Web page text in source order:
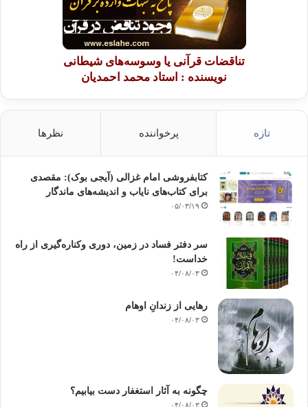
تناقضات قرآنی یا وسوسه‌های شیطانی
نویسنده : استاد محمد احمدیان
تازه پرخواننده نظرها
کتابفروشی امام غزالی (آیجی بوک): مقصدی
برای کتاب‌های نایاب و اندیشه‌های ماندگار
۰۵/۰۳/۱۹
سر دفتر فساد در زمین‌، دوری وکناره‌گیری از راه
خداست‌!
۰۴/۰۸/۰۳
رهایی از زندانِ اوهام
۰۴/۰۸/۰۳
چگونه به آثار استغفار دست بیابیم؟
۰۴/۰۸/۰۳